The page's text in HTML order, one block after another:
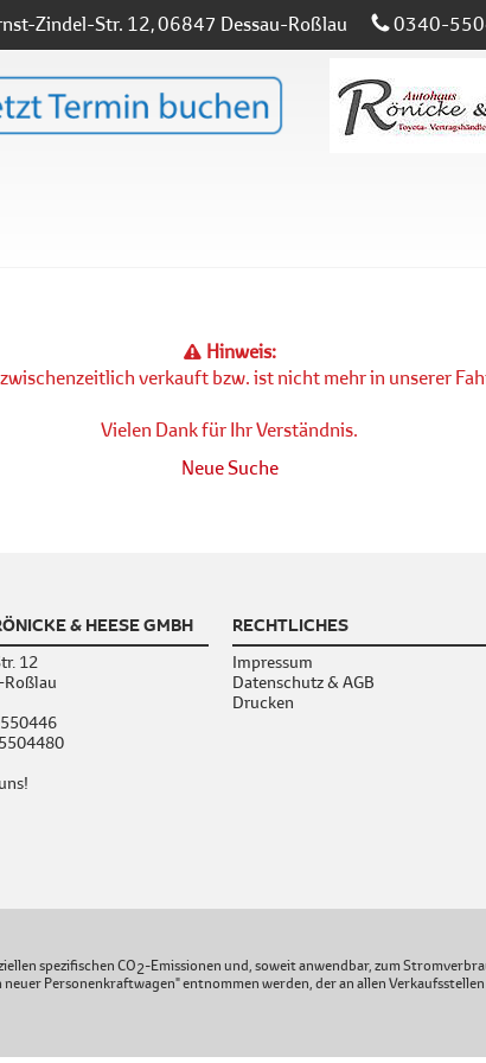
Zindel-Str. 12, 06847 Dessau-Roßlau 0340-
Hinweis:
verkauft bzw. ist nicht mehr in unserer
Vielen Dank für Ihr Verständnis.
Neue Suche
& HEESE GMBH
12
Roßlau
RECHTLICHES
Impressum
Datenschutz & AGB
Drucken
spezifischen CO2-Emissionen und, soweit anwendbar, zum
Personenkraftwagen" entnommen werden, der an allen